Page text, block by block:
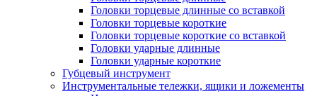
Головки торцевые длинные со вставкой
Головки торцевые короткие
Головки торцевые короткие со вставкой
Головки ударные длинные
Головки ударные короткие
Губцевый инструмент
Инструментальные тележки, ящики и ложементы